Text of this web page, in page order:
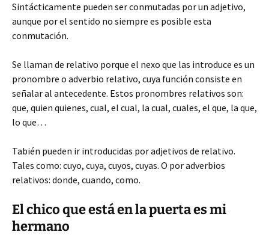
Sintácticamente pueden ser conmutadas por un adjetivo,
aunque por el sentido no siempre es posible esta
conmutación.
Se llaman de relativo porque el nexo que las introduce es un
pronombre o adverbio relativo, cuya función consiste en
señalar al antecedente. Estos pronombres relativos son:
que, quien quienes, cual, el cual, la cual, cuales, el que, la que,
lo que…
Tabién pueden ir introducidas por adjetivos de relativo.
Tales como: cuyo, cuya, cuyos, cuyas. O por adverbios
relativos: donde, cuando, como.
El chico que está en la puerta es mi
hermano